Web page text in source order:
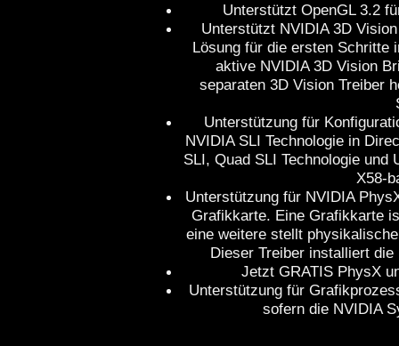
Unterstützt OpenGL 3.2
Unterstützt NVIDIA 3D
Lösung für die ersten Schritte
aktive NVIDIA 3D Vision
separaten 3D Vision Treiber
Unterstützung für
NVIDIA SLI Technologie in
SLI, Quad SLI Technologie
X58-
Unterstützung für NVIDIA
Grafikkarte. Eine Grafikkarte
eine weitere stellt
Dieser Treiber installiert
Jetzt GRATIS PhysX
Unterstützung für
sofern die NVIDIA